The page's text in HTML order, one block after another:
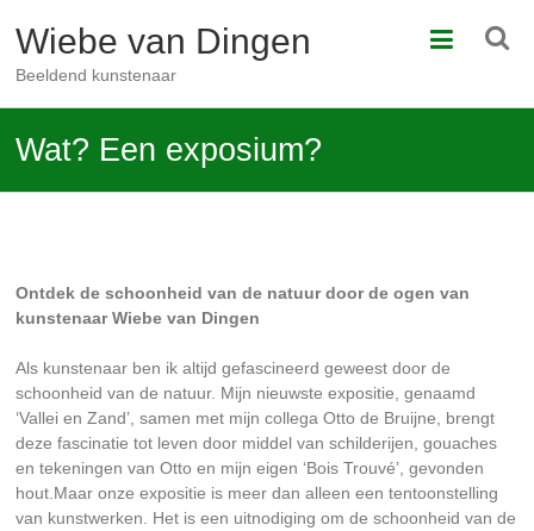
naar
inhoud
Wiebe van Dingen
Beeldend kunstenaar
Wat? Een exposium?
Ontdek de schoonheid van de natuur door de ogen van
kunstenaar Wiebe van Dingen
Als kunstenaar ben ik altijd gefascineerd geweest door de
schoonheid van de natuur. Mijn nieuwste expositie, genaamd
‘Vallei en Zand’, samen met mijn collega Otto de Bruijne, brengt
deze fascinatie tot leven door middel van schilderijen, gouaches
en tekeningen van Otto en mijn eigen ‘Bois Trouvé’, gevonden
hout.Maar onze expositie is meer dan alleen een tentoonstelling
van kunstwerken. Het is een uitnodiging om de schoonheid van de